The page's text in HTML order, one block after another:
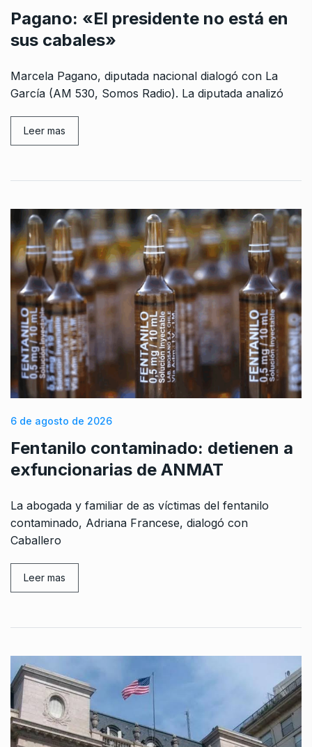
Pagano: «El presidente no está en
sus cabales»
Marcela Pagano, diputada nacional dialogó con La
García (AM 530, Somos Radio). La diputada analizó
Leer mas
6 de agosto de 2026
Fentanilo contaminado: detienen a
exfuncionarias de ANMAT
La abogada y familiar de as víctimas del fentanilo
contaminado, Adriana Francese, dialogó con
Caballero
Leer mas